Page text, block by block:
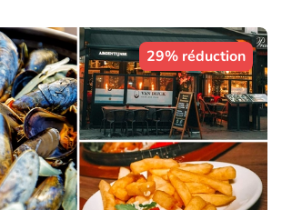
29% réduction